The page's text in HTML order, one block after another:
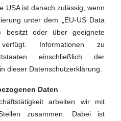
USA ist danach zulässig, wenn
unter dem „EU-US Data
besitzt oder über geeignete
verfügt. Informationen zu
einschließlich der
dieser Datenschutzerklärung.
Daten
arbeiten wir mit
zusammen. Dabei ist